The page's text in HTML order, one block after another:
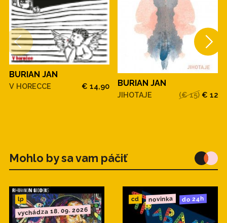
BURIAN JAN
V HORECCE € 14,90 BURIAN JAN
JIHOTAJE (€ 15) € 12
Mohlo by sa vam páčiť
lp
vychádza 18. 09. 2026
cd novinka do 24h